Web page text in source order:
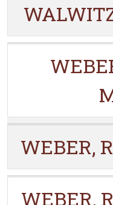
WEBER,
WEBER,